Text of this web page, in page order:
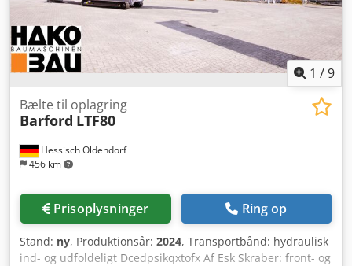
1 /9
Hessisch Oldendorf
456 km
Bælte til oplagring
Barford LTF80
Prisoplysninger Ring op
Stand: ny, Produktionsår: 2024, Transportbånd: hydraulisk
ind- og udfoldeligt Dcedpsikqxtofx Af Esk Skraber: front- og